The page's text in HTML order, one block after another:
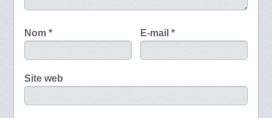
Nom * E-mail*
Site web